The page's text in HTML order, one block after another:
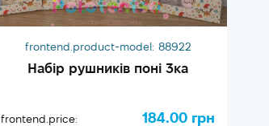
frontend.product-model: 88922
Набір рушників поні 3ка
frontend.price: 184.00 грн